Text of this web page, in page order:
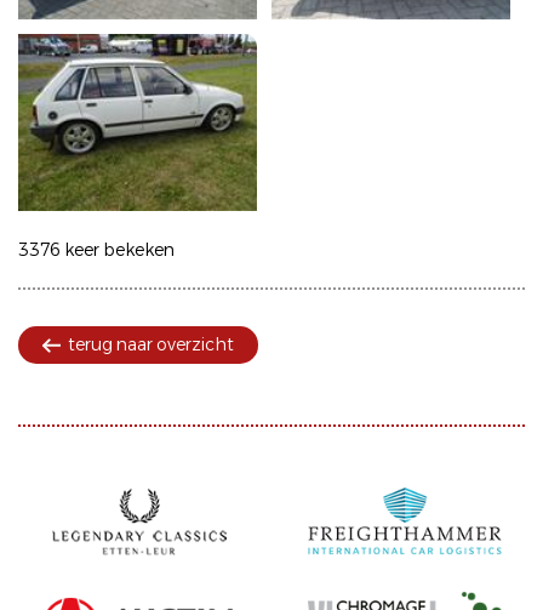
3376 keer bekeken
terug naar overzicht